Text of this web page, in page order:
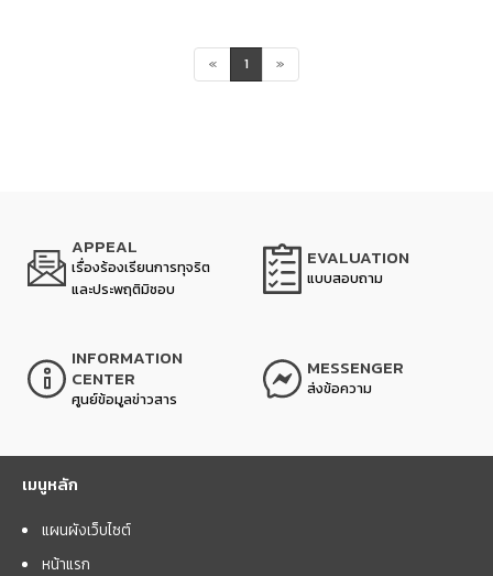
« 1 »
APPEAL
เรื่องร้องเรียนการทุจริต
และประพฤติมิชอบ
EVALUATION
แบบสอบถาม
INFORMATION
CENTER
ศูนย์ข้อมูลข่าวสาร
MESSENGER
ส่งข้อความ
เมนูหลัก
แผนผังเว็บไซต์
หน้าแรก